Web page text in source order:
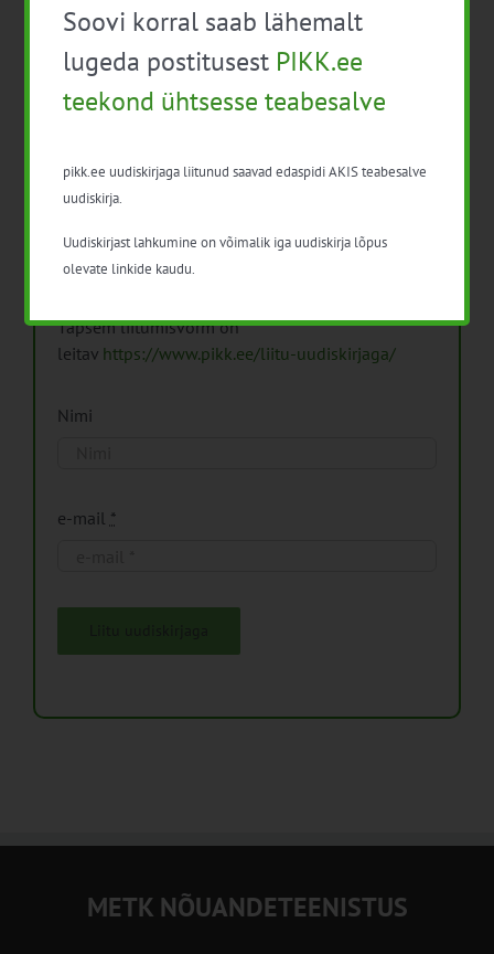
Pikk.ee uudiskirjaga liitumine.
Isikuandmeid töötleme vastavalt
Isikuandmete
Täpsem liitumisvorm on
leitav https://www.pikk.ee/liitu-uudiskirjaga/
Nimi
e-mail *
METK NÕUANDETEENISTUS
Soovi korral saab lähemalt
lugeda postitusest PIKK.ee
teekond ühtsesse teabesalve
pikk.ee uudiskirjaga liitunud saavad edaspidi AKIS teabesalve
uudiskirja.
Uudiskirjast lahkumine on võimalik iga uudiskirja lõpus
olevate linkide kaudu.